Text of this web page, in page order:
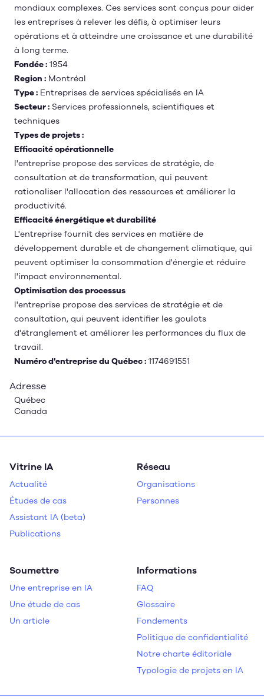
mondiaux complexes. Ces services sont conçus pour aider
les entreprises à relever les défis, à optimiser leurs
opérations et à atteindre une croissance et une durabilité
à long terme.
Fondée : 1954
Region : Montréal
Type : Entreprises de services spécialisés en IA
Secteur : Services professionnels, scientifiques et
techniques
Types de projets :
Efficacité opérationnelle
l'entreprise propose des services de stratégie, de
consultation et de transformation, qui peuvent
rationaliser l'allocation des ressources et améliorer la
productivité.
Efficacité énergétique et durabilité
L'entreprise fournit des services en matière de
développement durable et de changement climatique, qui
peuvent optimiser la consommation d'énergie et réduire
l'impact environnemental.
Optimisation des processus
l'entreprise propose des services de stratégie et de
consultation, qui peuvent identifier les goulots
d'étranglement et améliorer les performances du flux de
travail.
Numéro d'entreprise du Québec : 1174691551
Adresse
Québec
Canada
Vitrine IA
Actualité
Études de cas
Assistant IA (beta)
Publications
Réseau
Organisations
Personnes
Soumettre
Une entreprise en IA
Une étude de cas
Un article
Informations
FAQ
Glossaire
Fondements
Politique de confidentialité
Notre charte éditoriale
Typologie de projets en IA